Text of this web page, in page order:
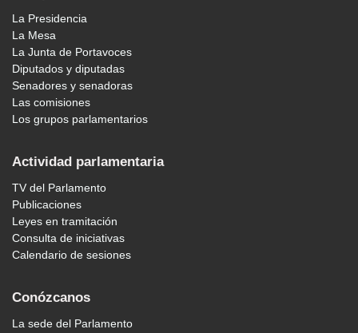
La Presidencia
La Mesa
La Junta de Portavoces
Diputados y diputadas
Senadores y senadoras
Las comisiones
Los grupos parlamentarios
Actividad parlamentaria
TV del Parlamento
Publicaciones
Leyes en tramitación
Consulta de iniciativas
Calendario de sesiones
Conózcanos
La sede del Parlamento